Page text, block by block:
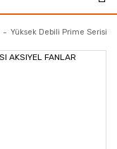
Yüksek Debili Prime Serisi